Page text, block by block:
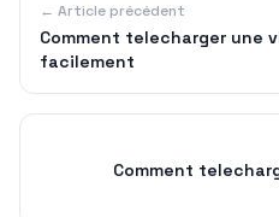
← Article précédent
Comment telecharger une
facilement
Comment